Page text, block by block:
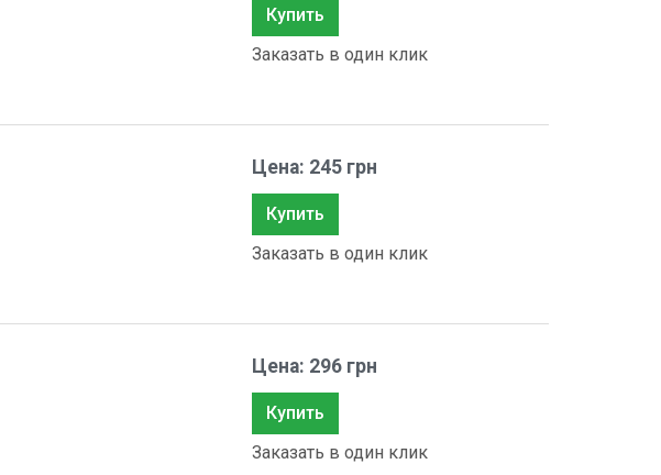
Купить
Заказать в один клик
Цена: 245 грн
Купить
Заказать в один клик
Цена: 296 грн
Купить
Заказать в один клик